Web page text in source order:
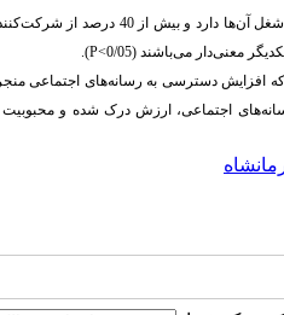
یافته‌های پژوهش نشان داد که 43/1 درصد از
معنی‌دار می‌باشند (0/05
P<
).
افزایش دسترسی به رسانه‌های اجتماعی
اجتماعی، ارزش درک شده و محبوبیت